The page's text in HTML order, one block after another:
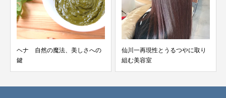
ヘナ 自然の魔法、美しさへの
鍵
仙川一再現性とうるつやに取り
組む美容室